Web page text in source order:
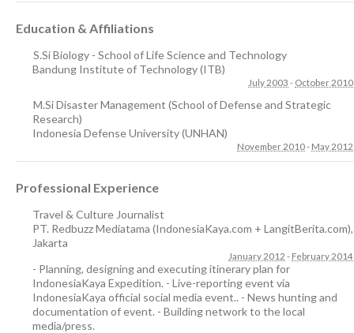
Education & Affiliations
S.Si Biology - School of Life Science and Technology
Bandung Institute of Technology (ITB)
July 2003 - October 2010
M.Si Disaster Management (School of Defense and Strategic
Research)
Indonesia Defense University (UNHAN)
November 2010- May 2012
Professional Experience
Travel & Culture Journalist
PT. Redbuzz Mediatama (IndonesiaKaya.com + LangitBerita.com),
Jakarta
January 2012 - February 2014
- Planning, designing and executing itinerary plan for
IndonesiaKaya Expedition. - Live-reporting event via
IndonesiaKaya official social media event.. - News hunting and
documentation of event. - Building network to the local
media/press.